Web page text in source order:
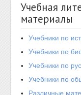
Учебная
материалы
Учебники по
Учебники по
Учебники по
Учебники по
Различные